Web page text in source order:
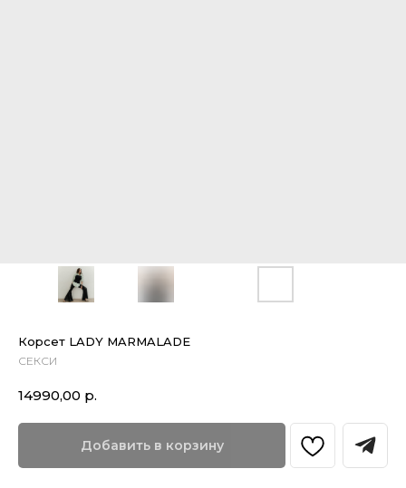
Корсет LADY MARMALADE
СЕКСИ
14990,00 р.
Добавить в корзину